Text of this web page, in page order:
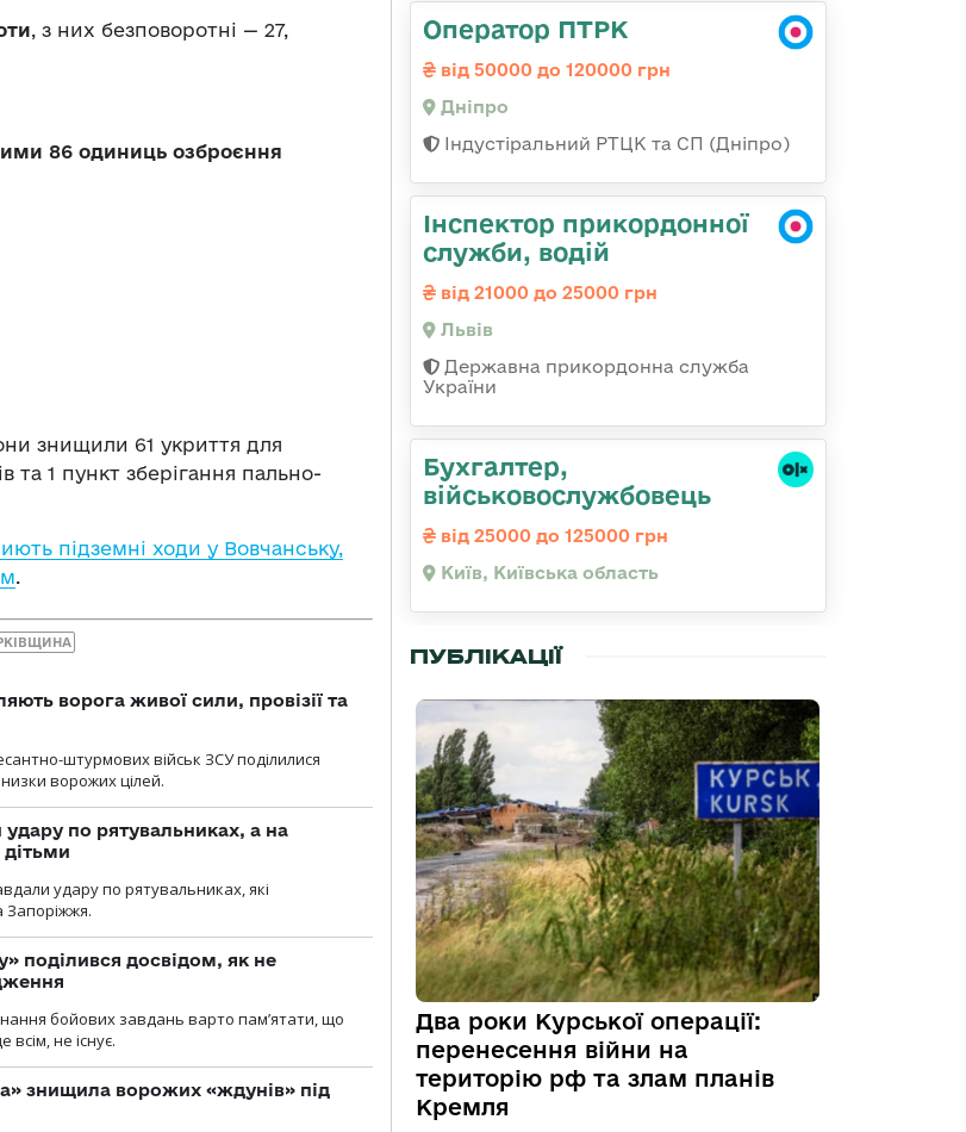
, з них безповоротні — 27,
86 одиниць озброєння
знищили 61 укриття для
та 1 пункт зберігання пально-
підземні ходи у Вовчанську,
.
ворога живої сили, провізії та
штурмових військ ЗСУ поділилися
ворожих цілей.
по рятувальниках, а на
удару по рятувальниках, які
Запоріжжя.
поділився досвідом, як не
бойових завдань варто пам’ятати, що
всім, не існує.
знищила ворожих «ждунів» під
Оператор ПТРК
від 50000 до 120000 грн
Дніпро
Індустіральний РТЦК та СП (Дніпро)
Інспектор прикордонної
служби, водій
від 21000 до 25000 грн
Львів
Державна прикордонна служба
України
Бухгалтер,
військовослужбовець
від 25000 до 125000 грн
Київ, Київська область
ПУБЛІКАЦІЇ
Два роки Курської операції:
перенесення війни на
територію рф та злам планів
Кремля